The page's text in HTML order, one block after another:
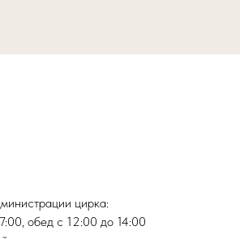
цирка:
обед с 12:00 до 14:00